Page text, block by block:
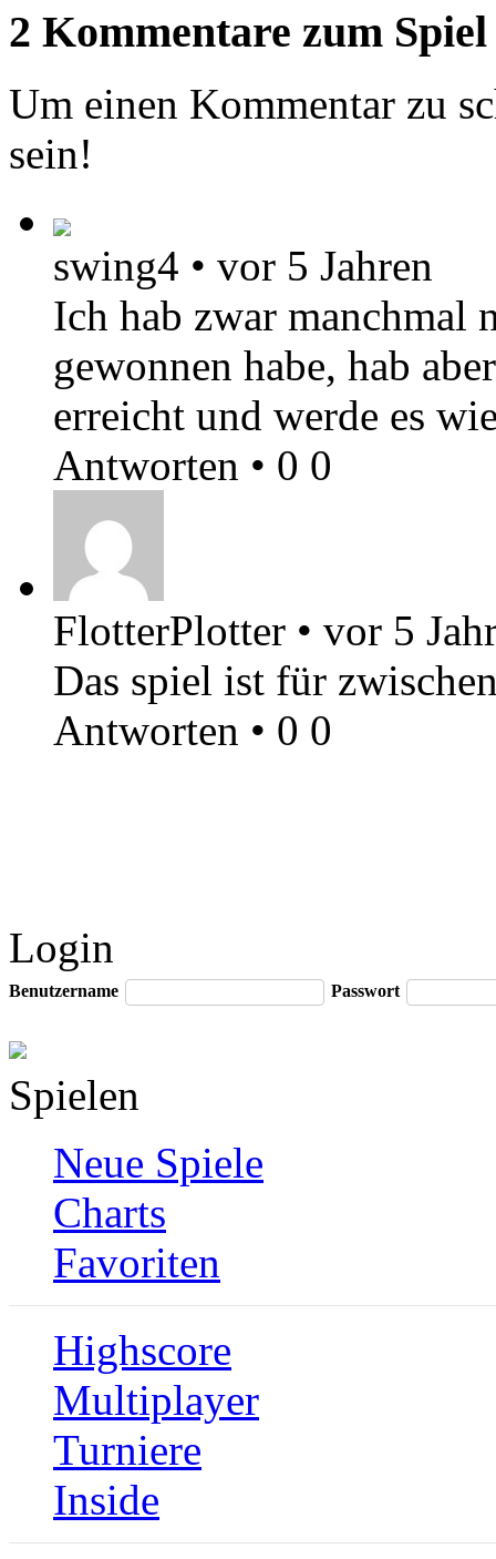
2 Kommentare zum Spiel
Um einen Kommentar zu
sein!
swing4 • vor 5 Jahren
Ich hab zwar manchmal
gewonnen habe, hab
erreicht und werde es
Antworten • 0 0
FlotterPlotter • vor 5
Das spiel ist für
Antworten • 0 0
Login
Benutzername Passwort
Spielen
Neue Spiele
Charts
Favoriten
Highscore
Multiplayer
Turniere
Inside